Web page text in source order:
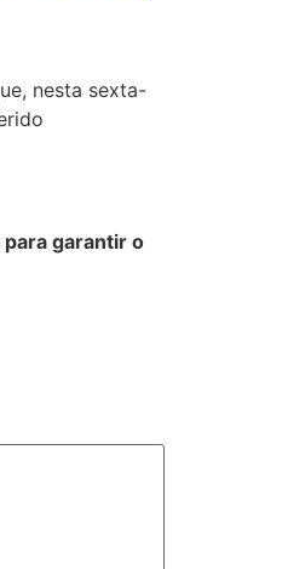
nesta sexta-
garantir o